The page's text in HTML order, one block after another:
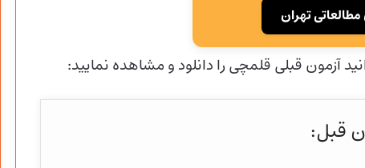
تهران
آزمون قبلی قلمچی را دانلود و مشاهده نمایید:
قبل: